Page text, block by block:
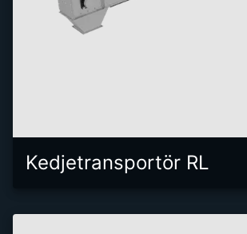
Kedjetransportör RL